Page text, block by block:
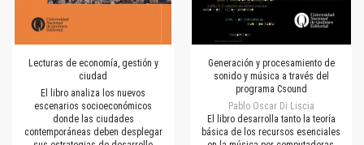
Lecturas de economía, gestión y
ciudad
El libro analiza los nuevos
escenarios socioeconómicos
donde las ciudades
contemporáneas deben desplegar
Generación y procesamiento de
sonido y música a través del
programa Csound
Pablo Oscar Di Liscia
El libro desarrolla tanto la teoría
básica de los recursos esenciales